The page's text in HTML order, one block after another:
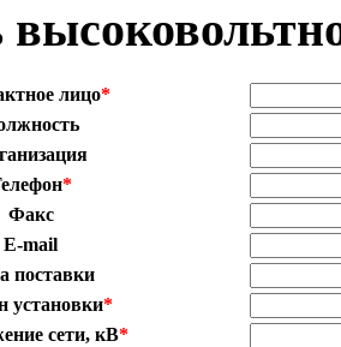
лицо*
*
Факс
E-mail
поставки
установки*
сети, кВ*